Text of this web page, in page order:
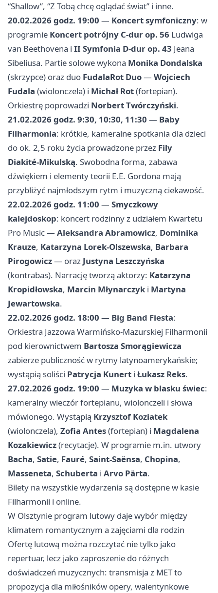
“Shallow”, “Z Tobą chcę oglądać świat” i inne.
20.02.2026 godz. 19:00 — Koncert symfoniczny: w
programie Koncert potrójny C-dur op. 56 Ludwiga
van Beethovena i II Symfonia D-dur op. 43 Jeana
Sibeliusa. Partie solowe wykona Monika Dondalska
(skrzypce) oraz duo FudalaRot Duo— Wojciech
Fudala (wiolonczela) i Michał Rot(fortepian).
Orkiestrę poprowadzi Norbert Twórczyński.
21.02.2026 godz. 9:30, 10:30, 11:30 — Baby
Filharmonia: krótkie, kameralne spotkania dla dzieci
do ok. 2,5 roku życia prowadzone przez Fily
Diakité‑Mikulską. Swobodna forma, zabawa
dźwiękiem i elementy teorii E.E. Gordona mają
przybliżyć najmłodszym rytm i muzyczną ciekawość.
22.02.2026 godz. 11:00 — Smyczkowy
kalejdoskop: koncert rodzinny z udziałem Kwartetu
Pro Music — Aleksandra Abramowicz, Dominika
Krauze, Katarzyna Lorek‑Olszewska, Barbara
Pirogowicz— oraz Justyna Leszczyńska
(kontrabas). Narrację tworzą aktorzy: Katarzyna
Kropidłowska, Marcin Młynarczyk i Martyna
Jewartowska.
22.02.2026 godz. 18:00 — Big Band Fiesta:
Orkiestra Jazzowa Warmińsko-Mazurskiej Filharmonii
pod kierownictwem Bartosza Smorągiewicza
zabierze publiczność w rytmy latynoamerykańskie;
wystąpią soliści Patrycja Kunert i Łukasz Reks.
27.02.2026 godz. 19:00 — Muzyka w blasku świec:
kameralny wieczór fortepianu, wiolonczeli i słowa
mówionego. Wystąpią Krzysztof Koziatek
(wiolonczela), Zofia Antes(fortepian) i Magdalena
Kozakiewicz(recytacje). W programie m.in. utwory
Bacha, Satie, Fauré, Saint‑Saënsa, Chopina,
Masseneta, Schuberta i Arvo Pärta.
Bilety na wszystkie wydarzenia są dostępne w kasie
Filharmonii i online.
W Olsztynie program lutowy daje wybór między
klimatem romantycznym a zajęciami dla rodzin
Ofertę lutową można rozczytać nie tylko jako
repertuar, lecz jako zaproszenie do różnych
doświadczeń muzycznych: transmisja z MET to
propozycja dla miłośników opery, walentynkowe